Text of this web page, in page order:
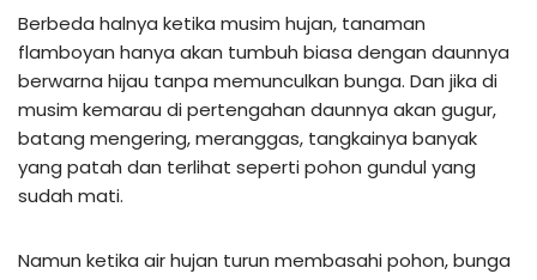
Berbeda halnya ketika musim hujan, tanaman
flamboyan hanya akan tumbuh biasa dengan daunnya
berwarna hijau tanpa memunculkan bunga. Dan jika di
musim kemarau di pertengahan daunnya akan gugur,
batang mengering, meranggas, tangkainya banyak
yang patah dan terlihat seperti pohon gundul yang
sudah mati.
Namun ketika air hujan turun membasahi pohon, bunga